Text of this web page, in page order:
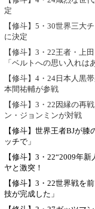
定
【修斗】5・30世界三大
に決定
【修斗】3・22王者・上
「ベルトへの思い入れは
【修斗】4・24日本人黒
本間祐輔が参戦
【修斗】3・22因縁の再
ン・ジョンミンが対戦
【修斗】世界王者BJが
ッチで」
【修斗】3・22“2009年
ヤと激突！
【修斗】3・22世界戦
技が完成した」